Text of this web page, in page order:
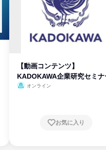
【動画コンテンツ】
KADOKAWA企業研究セミナ
オンライン
お気に入り